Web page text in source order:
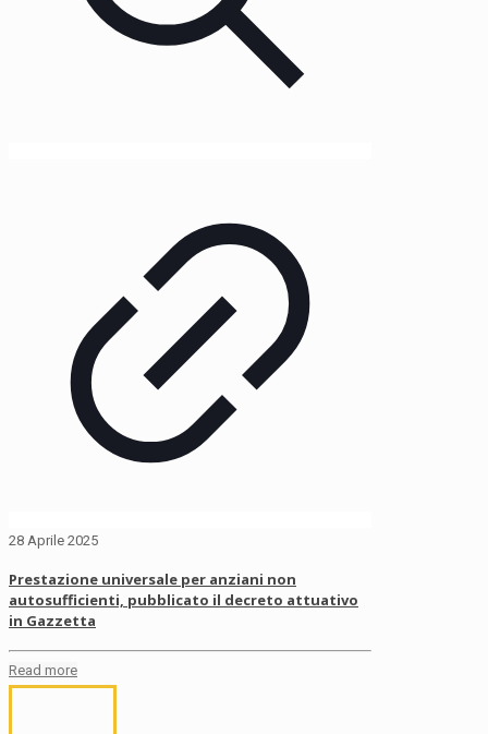
28 Aprile 2025
Prestazione universale per anziani non
autosufficienti, pubblicato il decreto attuativo
in Gazzetta
Read more